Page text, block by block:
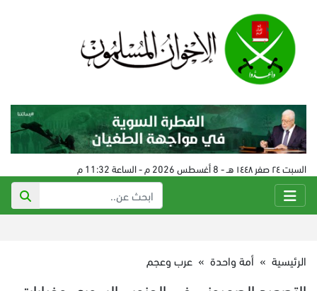
السبت ٢٤ صفر ١٤٤٨ هـ - 8 أغسطس 2026 م - الساعة 11:32 م
الرئيسية » أمة واحدة » عرب وعجم